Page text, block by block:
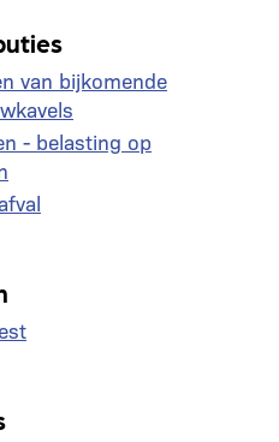
van bijkomende
- belasting op